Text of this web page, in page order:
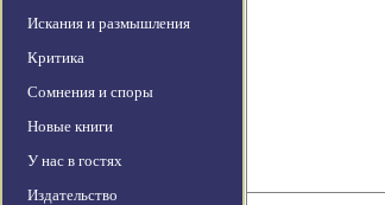
Искания и размышления
Критика
Сомнения и споры
Новые книги
У нас в гостях
Издательство